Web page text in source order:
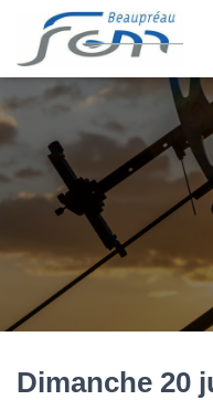
Dimanche 20